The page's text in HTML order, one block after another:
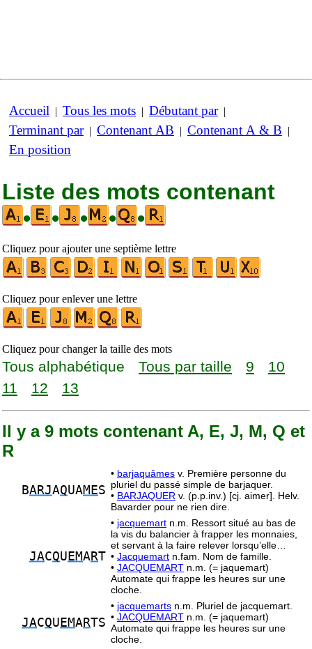
Accueil | Tous les mots | Débutant par|
Terminant par| Contenant AB | Contenant A & B |
En position
Liste des mots contenant
•
• • • •
Cliquez pour ajouter une septième lettre
Cliquez pour enlever une lettre
Cliquez pour changer la taille des mots
Tous alphabétique Tous par taille 9
10
11
12 13
Il y a 9 mots contenant A, E, J, M, Q et
R
BARJAQUAMES
• barjaquâmes v. Première personne du
pluriel du passé simple de barjaquer.
• BARJAQUER v. (p.p.inv.) [cj. aimer]. Helv.
Bavarder pour ne rien dire.
JACQU EMART
• jacquemart n.m. Ressort situé au bas de
la vis du balancier à frapper les monnaies,
et servant à la faire relever lorsqu’elle…
• Jacquemart n.fam. Nom de famille.
• JACQUEMART n.m. (= jaquemart)
Automate qui frappe les heures sur une
cloche.
JACQU EMARTS
• jacquemarts n.m. Pluriel de jacquemart.
• JACQUEMART n.m. (= jaquemart)
Automate qui frappe les heures sur une
cloche.